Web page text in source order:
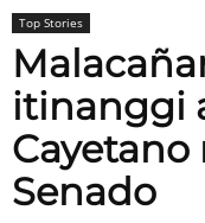
Top Stories
itinanggi
Cayetano
Senado